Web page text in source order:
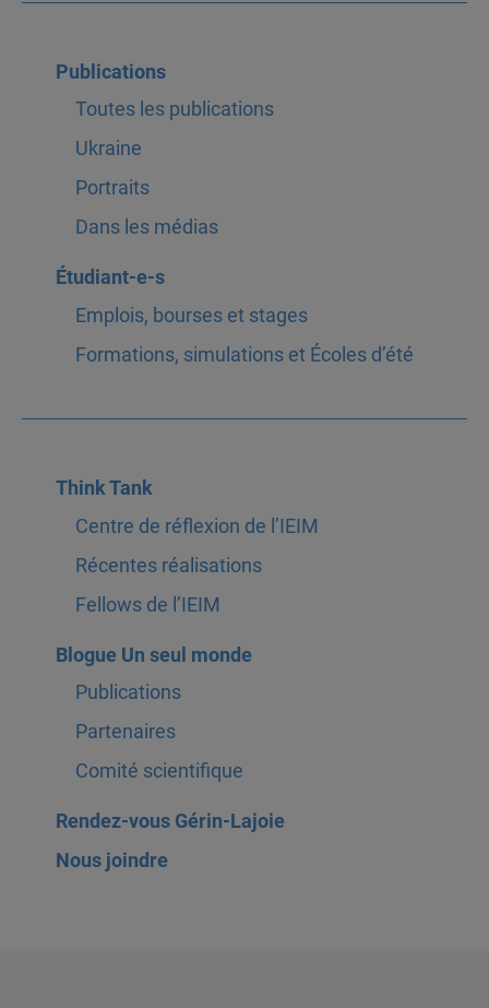
Publications
Toutes les publications
Ukraine
Portraits
Dans les médias
Étudiant-e-s
Emplois, bourses et stages
Formations, simulations et Écoles d’été
Think Tank
Centre de réflexion de l’IEIM
Récentes réalisations
Fellows de l’IEIM
Blogue Un seul monde
Publications
Partenaires
Comité scientifique
Rendez-vous Gérin-Lajoie
Nous joindre